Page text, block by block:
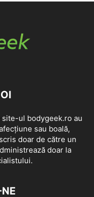
site-ul bodygeek.ro au
sau boală,
doar de către un
doar la